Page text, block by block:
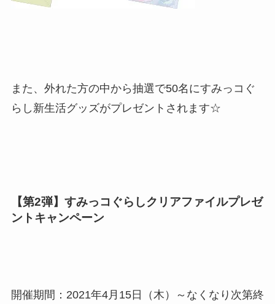
また、外れた方の中から抽選で50名にすみっコぐ
らし新生活グッズがプレゼントされます☆
【第2弾】すみっコぐらしクリアファイルプレゼ
ントキャンペーン
開催期間：2021年4月15日（木）～なくなり次第終